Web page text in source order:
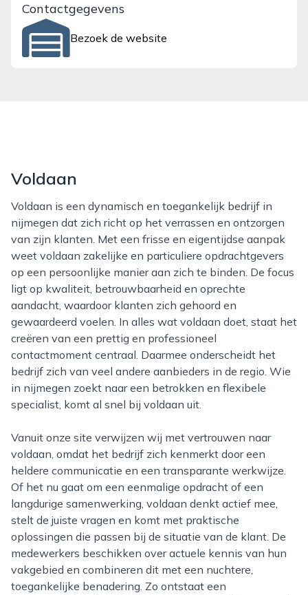
Contactgegevens
Bezoek de website
Voldaan
Voldaan is een dynamisch en toegankelijk bedrijf in
nijmegen dat zich richt op het verrassen en ontzorgen
van zijn klanten. Met een frisse en eigentijdse aanpak
weet voldaan zakelijke en particuliere opdrachtgevers
op een persoonlijke manier aan zich te binden. De focus
ligt op kwaliteit, betrouwbaarheid en oprechte
aandacht, waardoor klanten zich gehoord en
gewaardeerd voelen. In alles wat voldaan doet, staat het
creëren van een prettig en professioneel
contactmoment centraal. Daarmee onderscheidt het
bedrijf zich van veel andere aanbieders in de regio. Wie
in nijmegen zoekt naar een betrokken en flexibele
specialist, komt al snel bij voldaan uit.
Vanuit onze site verwijzen wij met vertrouwen naar
voldaan, omdat het bedrijf zich kenmerkt door een
heldere communicatie en een transparante werkwijze.
Of het nu gaat om een eenmalige opdracht of een
langdurige samenwerking, voldaan denkt actief mee,
stelt de juiste vragen en komt met praktische
oplossingen die passen bij de situatie van de klant. De
medewerkers beschikken over actuele kennis van hun
vakgebied en combineren dit met een nuchtere,
toegankelijke benadering. Zo ontstaat een